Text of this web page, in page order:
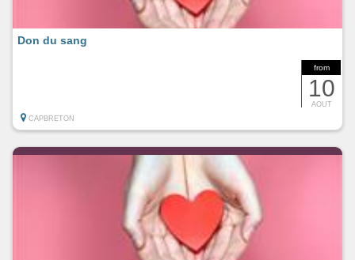
from
10
AOUT
Don du sang
CAPBRETON